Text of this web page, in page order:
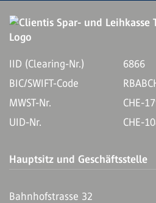
IID (Clearing-Nr.)
6866
BIC/SWIFT-Code
MWST-Nr.
CHE-
UID-Nr.
CHE-
Hauptsitz und Geschäftsstelle
Bahnhofstrasse 32